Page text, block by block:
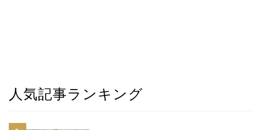
人気記事ランキング